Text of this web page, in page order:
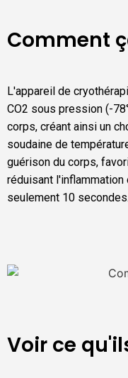
Comment
L'appareil de
CO2 sous pression (-
corps, créant ainsi un
soudaine de
guérison du corps,
réduisant l'inflammation
seulement 10 secondes.
Voir ce